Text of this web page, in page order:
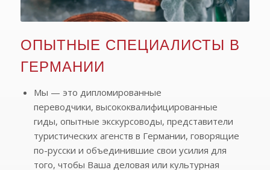
ОПЫТНЫЕ СПЕЦИАЛИСТЫ В
ГЕРМАНИИ
Мы — это дипломированные
переводчики, высококвалифицированные
гиды, опытные экскурсоводы, представители
туристических агенств в Германии, говорящие
по-русски и объединившие свои усилия для
того, чтобы Ваша деловая или культурная